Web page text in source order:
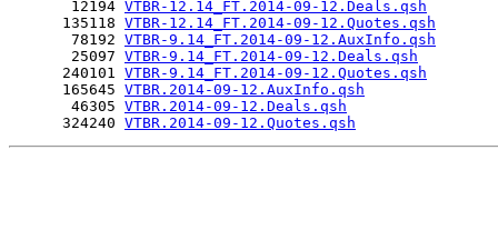
       12194
VTBR-12.14_FT.2014-09-12.Deals.qsh
      135118
VTBR-12.14_FT.2014-09-12.Quotes.qsh
       78192
VTBR-9.14_FT.2014-09-12.AuxInfo.qsh
       25097
VTBR-9.14_FT.2014-09-12.Deals.qsh
      240101
VTBR-9.14_FT.2014-09-12.Quotes.qsh
      165645
VTBR.2014-09-12.AuxInfo.qsh
       46305
VTBR.2014-09-12.Deals.qsh
      324240
VTBR.2014-09-12.Quotes.qsh